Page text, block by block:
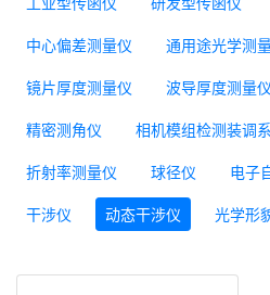
中心偏差测量仪 通用途光学测
镜片厚度测量仪 波导厚度测量仪
精密测角仪 相机模组检测装调
折射率测量仪 球径仪 电子
干涉仪 动态干涉仪 光学形